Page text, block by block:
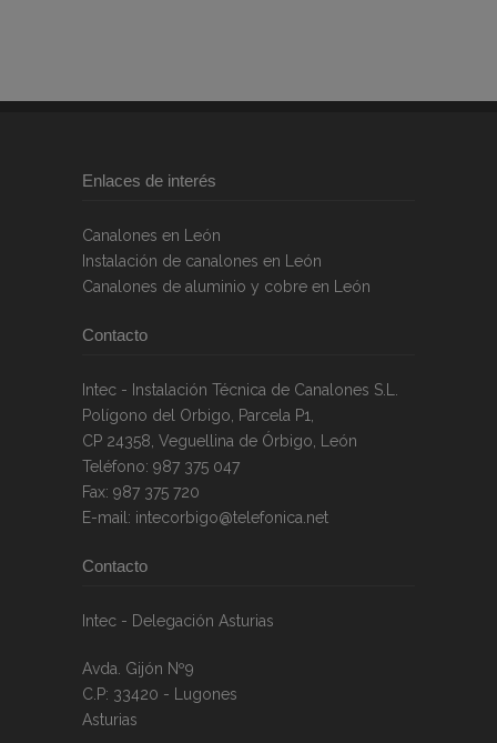
Enlaces de interés
Canalones en León
Instalación de canalones en León
Canalones de aluminio y cobre en León
Contacto
Intec - Instalación Técnica de Canalones S.L.
Polígono del Orbigo, Parcela P1
CP 24358 Veguellina de Órbigo, León
Teléfono: 987 375 047
Fax: 987 375 720
E-mail: intecorbigo@telefonica.net
Contacto
Intec - Delegación Asturias
Avda. Gijón Nº9
C.P: 33420 - Lugones
Asturias